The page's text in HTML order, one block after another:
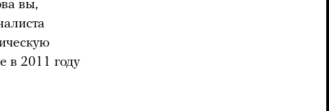
вы,
в 2011 году